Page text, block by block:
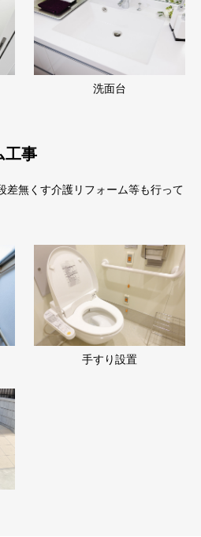
洗面台
工事
差無くす介護リフォーム等も行って
手すり設置